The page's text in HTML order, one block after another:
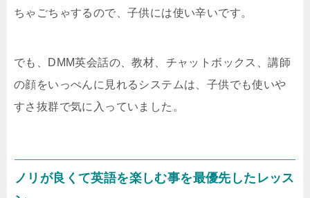
ちゃごちゃするので、子供には使い辛いです。
でも、DMM英会話の、教材、チャットボックス、講師
の顔をいっぺんに見れるシステムは、子供でも使いや
すさ抜群で気に入っていました。
ノリが良くて英語を楽しむ事を最優先したレッス